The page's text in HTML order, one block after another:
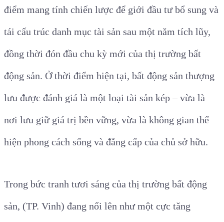
điểm mang tính chiến lược để giới đầu tư bổ sung và
tái cấu trúc danh mục tài sản sau một năm tích lũy,
đồng thời đón đầu chu kỳ mới của thị trường bất
động sản. Ở thời điểm hiện tại, bất động sản thượng
lưu được đánh giá là một loại tài sản kép – vừa là
nơi lưu giữ giá trị bền vững, vừa là không gian thể
hiện phong cách sống và đẳng cấp của chủ sở hữu.
Trong bức tranh tươi sáng của thị trường bất động
sản, (TP. Vinh) đang nổi lên như một cực tăng